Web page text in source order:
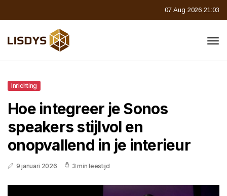
07 Aug 2026 21:03
Inrichting
Hoe integreer je Sonos
speakers stijlvol en
onopvallend in je interieur
9 januari 2026 3 min leestijd